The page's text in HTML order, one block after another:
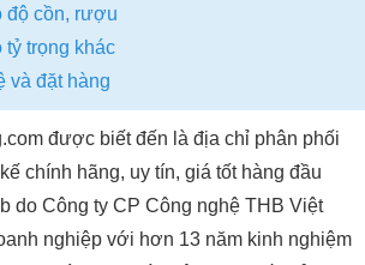
độ cồn, rượu
tỷ trọng khác
và đặt hàng
được biết đến là địa chỉ phân phối
chính hãng, uy tín, giá tốt hàng đầu
do Công ty CP Công nghệ THB Việt
nghiệp với hơn 13 năm kinh nghiệm